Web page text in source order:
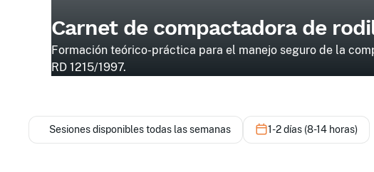
Carnet de compactadora de
Formación teórico-práctica para el manejo seguro de la
RD 1215/1997.
Sesiones disponibles todas las semanas 1-2 días (8-14 horas)